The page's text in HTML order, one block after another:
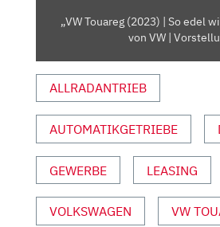
GROSSE S
W |
ON Y
OUTUBE A
NZEIGEN
„VW Touareg (2023) | So edel
von VW |
ALLRADANTRIEB
AUTOMATIKGETRIEBE
GEWERBE LEASING
VOLKSWAGEN VW